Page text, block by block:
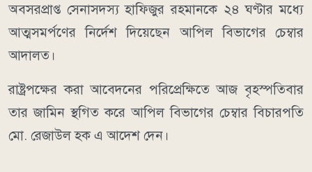
অবসরপ্রাপ্ত সেনাসদস্য হাফিজুর রহমানকে ২৪ ঘণ্টার মধ্যে
আত্মসমর্পণের নির্দেশ দিয়েছেন আপিল বিভাগের চেম্বার
আদালত।
রাষ্ট্রপক্ষের করা আবেদনের পরিপ্রেক্ষিতে আজ বৃহস্পতিবার
তার জামিন স্থগিত করে আপিল বিভাগের চেম্বার বিচারপতি
মো. রেজাউল হক এ আদেশ দেন।